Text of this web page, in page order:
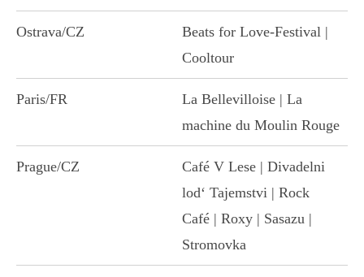
Ostrava/CZ
Beats for Love-Festival |
Cooltour
Paris/FR
La Bellevilloise | La
machine du Moulin Rouge
Prague/CZ
Café V Lese | Divadelni
lod‘ Tajemstvi | Rock
Café | Roxy | Sasazu |
Stromovka